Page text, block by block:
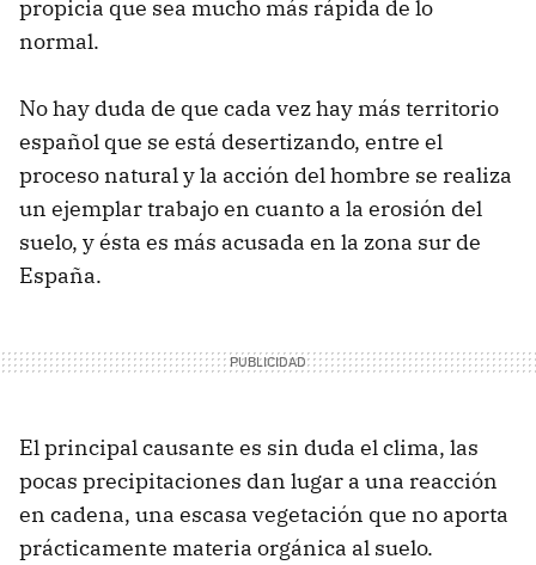
propicia que sea mucho más rápida de lo
normal.
No hay duda de que cada vez hay más territorio
español que se está desertizando, entre el
proceso natural y la acción del hombre se realiza
un ejemplar trabajo en cuanto a la erosión del
suelo, y ésta es más acusada en la zona sur de
España.
El principal causante es sin duda el clima, las
pocas precipitaciones dan lugar a una reacción
en cadena, una escasa vegetación que no aporta
prácticamente materia orgánica al suelo.